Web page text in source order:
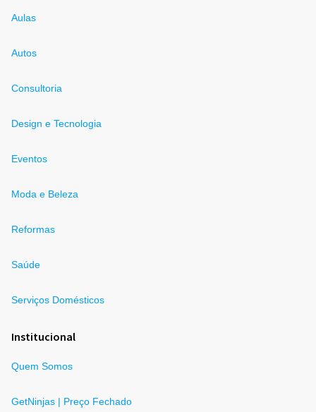
Aulas
Autos
Consultoria
Design e Tecnologia
Eventos
Moda e Beleza
Reformas
Saúde
Serviços Domésticos
Institucional
Quem Somos
GetNinjas | Preço Fechado